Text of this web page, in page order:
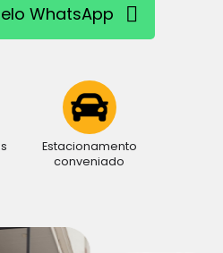
WhatsApp
Estacionamento
conveniado